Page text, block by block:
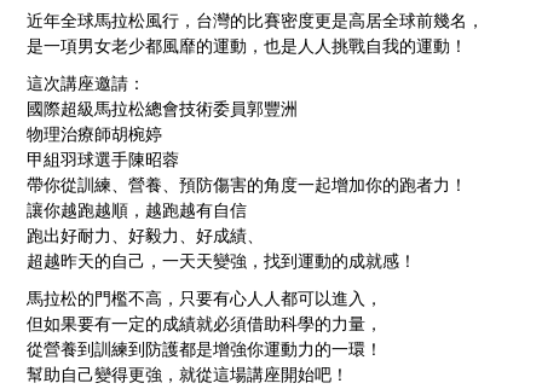
近年全球馬拉松風行，台灣的比賽密度更是高居全球前幾名，
是一項男女老少都風靡的運動，也是人人挑戰自我的運動！
這次講座邀請：
國際超級馬拉松總會技術委員郭豐洲
物理治療師胡椀婷
甲組羽球選手陳昭蓉
帶你從訓練、營養、預防傷害的角度一起增加你的跑者力！
讓你越跑越順，越跑越有自信
跑出好耐力、好毅力、好成績、
超越昨天的自己，一天天變強，找到運動的成就感！
馬拉松的門檻不高，只要有心人人都可以進入，
但如果要有一定的成績就必須借助科學的力量，
從營養到訓練到防護都是增強你運動力的一環！
幫助自己變得更強，就從這場講座開始吧！